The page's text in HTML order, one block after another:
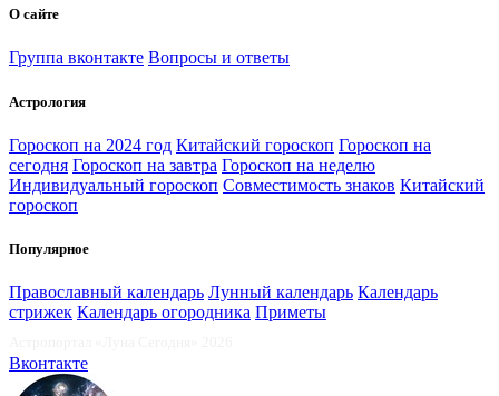
О сайте
Группа вконтакте Вопросы и ответы
Астрология
Гороскоп на 2024 год Китайский гороскоп Гороскоп на
сегодня Гороскоп на завтра Гороскоп на неделю
Индивидуальный гороскоп Совместимость знаков Китайский
гороскоп
Популярное
Православный календарь Лунный календарь Календарь
стрижек Календарь огородника Приметы
Вконтакте